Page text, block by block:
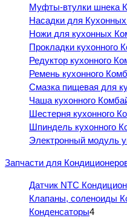
Муфты-втулки шнека
Насадки для
Ножи для кухонных
Прокладки кухонного
Редуктор кухонного
Ремень кухонного
Смазка пищевая для
Чаша кухонного
Шестерня кухонного
Шпиндель кухонного
Электронный модуль
Запчасти для
Датчик NTC
Клапаны, соленоиды
Конденсаторы4